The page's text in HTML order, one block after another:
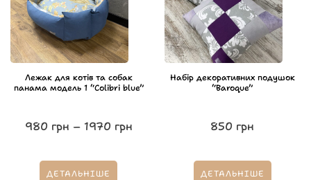
Лежак для котів та собак
панама модель 1 “Colibri blue”
980 грн – 1970 грн
ДЕТАЛЬНІШЕ
Набір декоративних подушок
“Baroque”
850 грн
ДЕТАЛЬНІШЕ